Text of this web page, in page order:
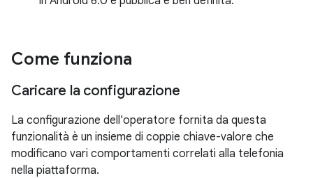
Come funziona
Caricare la configurazione
La configurazione dell'operatore fornita da questa
funzionalità è un insieme di coppie chiave-valore che
modificano vari comportamenti correlati alla telefonia
nella piattaforma.